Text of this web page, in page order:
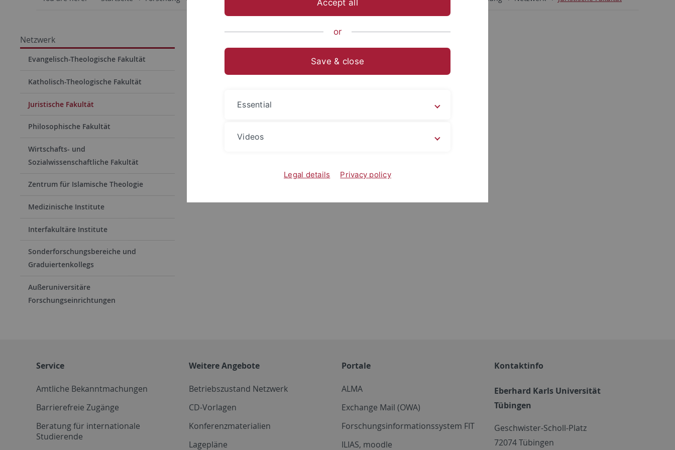
Netzwerk
Evangelisch-Theologische Fakultät
Katholisch-Theologische Fakultät
Juristische Fakultät
Philosophische Fakultät
Wirtschafts- und
Sozialwissenschaftliche Fakultät
Zentrum für Islamische Theologie
Medizinische Institute
Interfakultäre Institute
Sonderforschungsbereiche und
Graduiertenkollegs
Außeruniversitäre
Forschungseinrichtungen
Juristische Fakultät
Strafrecht
Service
Amtliche Bekanntmachungen
Barrierefreie Zugänge
Beratung für internationale
Studierende
Weitere Angebote
Betriebszustand Netzwerk
CD-Vorlagen
Konferenzmaterialien
Lagepläne
Portale
ALMA
Exchange Mail (OWA)
Forschungsinformationssystem FIT
ILIAS, moodle
Kontaktinfo
Eberhard Karls Universität
Tübingen
Geschwister-Scholl-Platz
72074 Tübingen
Accept all
or
Save & close
Essential
Videos
Legal details Privacy policy